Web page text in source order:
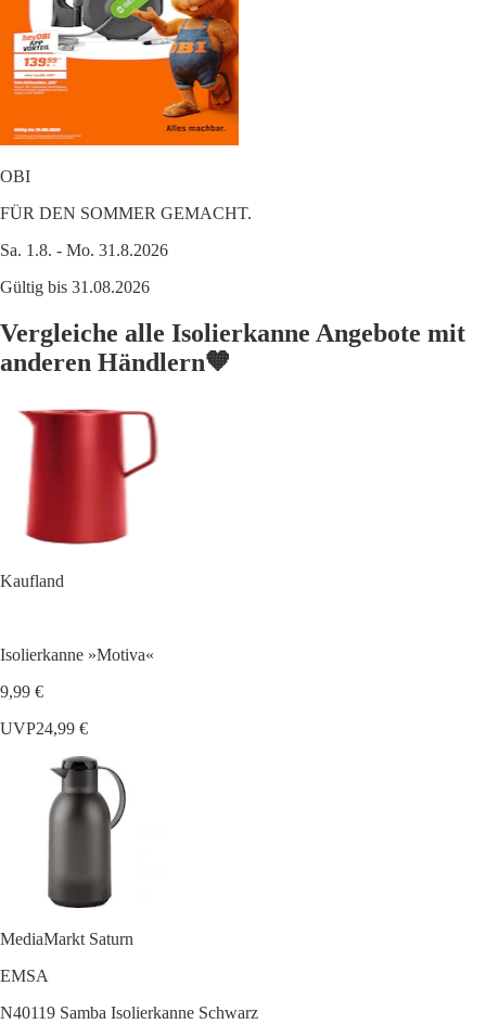
OBI
FÜR DEN SOMMER GEMACHT.
Sa. 1.8. - Mo. 31.8.2026
Gültig bis 31.08.2026
Vergleiche alle Isolierkanne Angebote mit
anderen Händlern🧡
Kaufland
Isolierkanne »Motiva«
9,99 €
UVP24,99 €
MediaMarkt Saturn
EMSA
N40119 Samba Isolierkanne Schwarz